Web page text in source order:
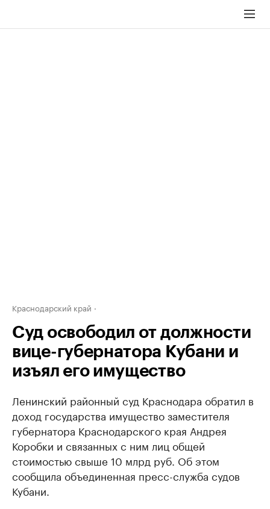
Краснодарский край
Суд освободил от должности
вице-губернатора Кубани и
изъял его имущество
Ленинский районный суд Краснодара обратил в
доход государства имущество заместителя
губернатора Краснодарского края Андрея
Коробки и связанных с ним лиц общей
стоимостью свыше 10 млрд руб. Об этом
сообщила объединенная пресс-служба судов
Кубани.